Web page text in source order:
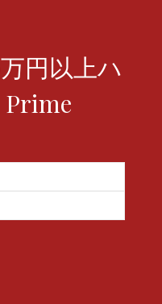
円以上ハ